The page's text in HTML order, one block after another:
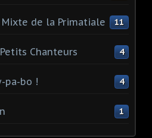
Mixte de la Primatiale 11
Chanteurs 4
pa-bo ! 4
1